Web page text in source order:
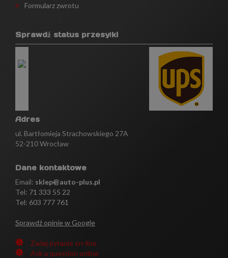
Formularz zwrotu
Sprawdź status przesyłki
Adres
ul. Bartłomieja Strachowskiego 27A
52-210 Wrocław
Dane kontaktowe
Email: sklep@auto-plus.pl
Tel: 71 333 55 22
Tel: 603 777 761
Sprawdź opinie w Google
Zadaj pytanie on-line
Ask a question online